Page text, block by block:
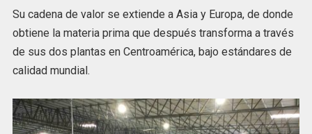
Su cadena de valor se extiende a Asia y Europa, de donde
obtiene la materia prima que después transforma a través
de sus dos plantas en Centroamérica, bajo estándares de
calidad mundial.